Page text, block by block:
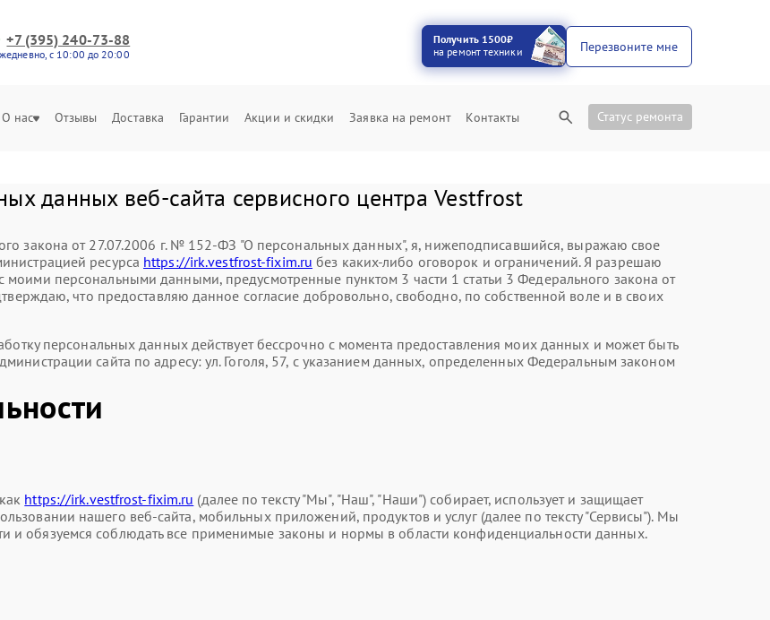
+7 (395) 240-73-88
с 10:00 до 20:00
Получить 1500₽
на ремонт техники
Перезвоните мне
О нас Отзывы Доставка Гарантии Акции и скидки Заявка на ремонт Контакты Статус ремонта
данных веб-сайта сервисного центра Vestfrost
закона от 27.07.2006 г. № 152-ФЗ "О персональных данных", я, нижеподписавшийся, выражаю свое
ресурса https://irk.vestfrost-fixim.ru без каких-либо оговорок и ограничений. Я разрешаю
персональными данными, предусмотренные пунктом 3 части 1 статьи 3 Федерального закона от
что предоставляю данное согласие добровольно, свободно, по собственной воле и в своих
персональных данных действует бессрочно с момента предоставления моих данных и может быть
сайта по адресу: ул. ​Гоголя, 57, с указанием данных, определенных Федеральным законом
https://irk.vestfrost-fixim.ru (далее по тексту "Мы", "Наш", "Наши") собирает, использует и защищает
нашего веб-сайта, мобильных приложений, продуктов и услуг (далее по тексту "Сервисы"). Мы
и обязуемся соблюдать все применимые законы и нормы в области конфиденциальности данных.